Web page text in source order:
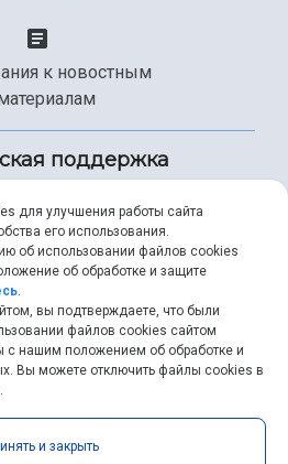
к новостным
поддержка
267-49-99
© 2026 |ssau.ru
для улучшения работы сайта
его использования.
об использовании файлов cookies
об обработке и защите
.
вы подтверждаете, что были
файлов cookies сайтом
с нашим положением об обработке и
Вы можете отключить файлы cookies в
и закрыть